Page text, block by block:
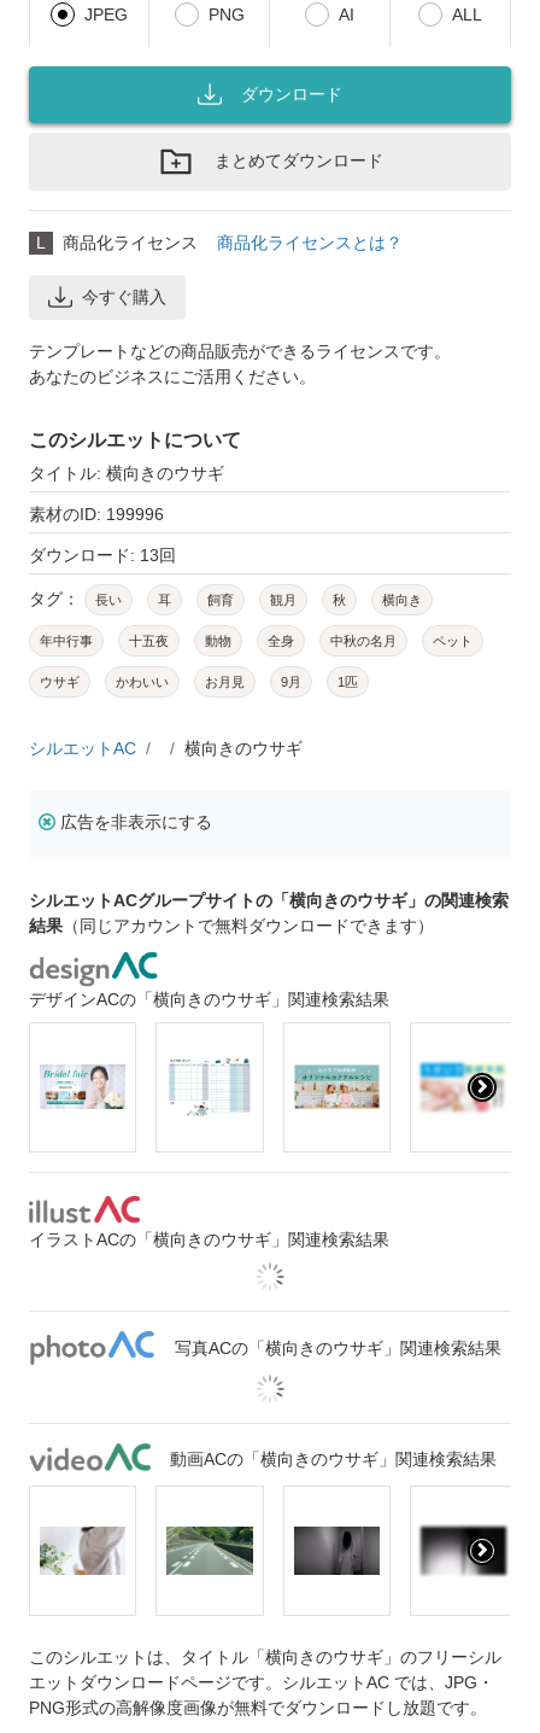
JPEG PNG AI ALL
ダウンロード
まとめてダウンロード
L 商品化ライセンス 商品化ライセンスとは？
今すぐ購入
テンプレートなどの商品販売ができるライセンスです。
あなたのビジネスにご活用ください。
このシルエットについて
タイトル: 横向きのウサギ
素材のID: 199996
ダウンロード: 13回
タグ： 長い 耳 飼育 観月 秋 横向き
年中行事 十五夜 動物 全身 中秋の名月 ペット
ウサギ かわいい お月見 9月 1匹
シルエットAC 横向きのウサギ
広告を非表示にする
シルエットACグループサイトの「横向きのウサギ」の関連検索
結果 （同じアカウントで無料ダウンロードできます）
デザインACの「横向きのウサギ」関連検索結果
イラストACの「横向きのウサギ」関連検索結果
写真ACの「横向きのウサギ」関連検索結果
動画ACの「横向きのウサギ」関連検索結果
このシルエットは、タイトル「横向きのウサギ」のフリーシル
エットダウンロードページです。シルエットAC では、JPG・
PNG形式の高解像度画像が無料でダウンロードし放題です。